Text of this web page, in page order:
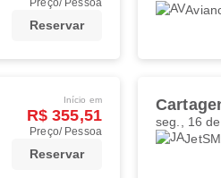
Preço/ Pessoa
Reservar
Início em
R$ 355,51
Preço/ Pessoa
Reservar
seg., 16